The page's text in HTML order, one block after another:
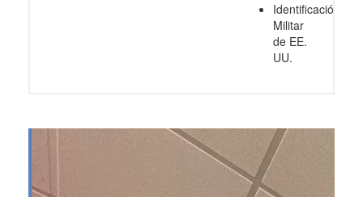
Identificación
Militar
de EE.
UU.